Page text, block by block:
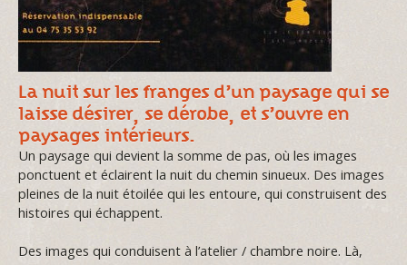
La nuit sur les franges d’un paysage qui se
laisse désirer, se dérobe, et s’ouvre en
paysages intérieurs.
Un paysage qui devient la somme de pas, où les images
ponctuent et éclairent la nuit du chemin sinueux. Des images
pleines de la nuit étoilée qui les entoure, qui construisent des
histoires qui échappent.
Des images qui conduisent à l’atelier / chambre noire. Là,